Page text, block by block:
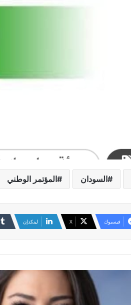
السودان المؤتمر الوطني
فيسبوك ‫X لينكدإن